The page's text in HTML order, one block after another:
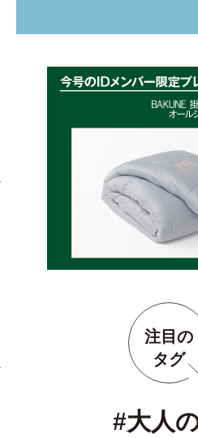
注目の
タグ
#大人